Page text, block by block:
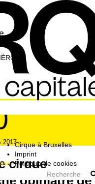
Cirque à Bruxelles
Imprint
Politique de cookies
2017
cirque
opiniâtre de